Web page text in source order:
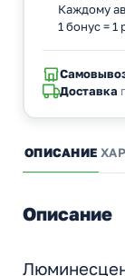
Каждому
1 бонус =
Доставка
ОПИСАНИЕ
Описание